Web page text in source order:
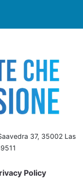
37, 35002 Las
Policy